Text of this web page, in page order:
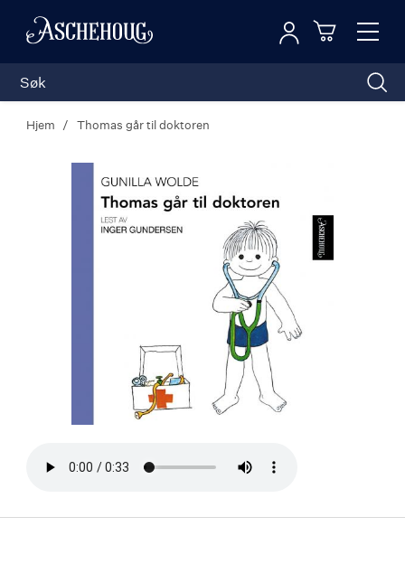
Toggle
Logg inn
Hjem Thomas går til doktoren
Bla